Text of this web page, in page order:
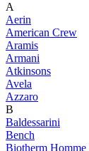
A
Aerin
American Crew
Aramis
Armani
Atkinsons
Avela
Azzaro
B
Baldessarini
Bench
Biotherm Homme